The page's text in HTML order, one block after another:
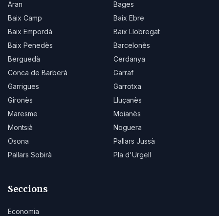
Aran
Bages
Baix Camp
Baix Ebre
Baix Empordà
Baix Llobregat
Baix Penedès
Barcelonès
Berguedà
Cerdanya
Conca de Barberà
Garraf
Garrigues
Garrotxa
Gironès
Lluçanès
Maresme
Moianès
Montsià
Noguera
Osona
Pallars Jussà
Pallars Sobirà
Pla d'Urgell
Seccions
Economia